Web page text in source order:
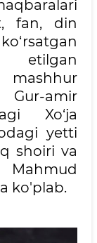
fan, din
Gur-amir
Xo‘ja
yetti
shoiri va
ko'plab.